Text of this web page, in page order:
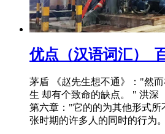
优点（汉语词汇）_
茅盾 《赵先生想不通》："然
生 却有个致命的缺点。 " 洪深
第六章："它的的为其他形式所
张时期的许多人的同时的行为